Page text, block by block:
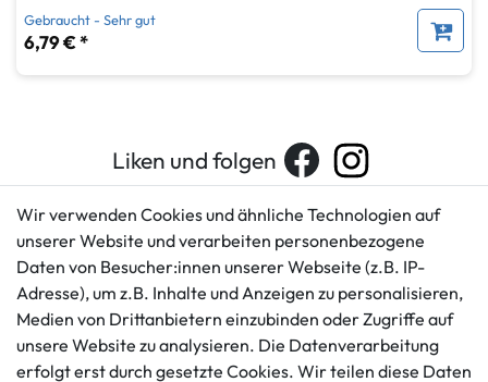
Gebraucht - Sehr gut
6,79 € *
Liken und folgen
Kundenservice
+49 421 596586
Mo. - Fr. 9 - 16 Uhr
info@gameworld.de
Rechtliches
AGB
Impressum
Datenschutzerklärung
Barrierefreiheitserklärung
Wir verwenden Cookies und ähnliche Technologien auf
unserer Website und verarbeiten personenbezogene
Daten von Besucher:innen unserer Webseite (z.B. IP-
Adresse), um z.B. Inhalte und Anzeigen zu personalisieren,
Medien von Drittanbietern einzubinden oder Zugriffe auf
unsere Website zu analysieren. Die Datenverarbeitung
erfolgt erst durch gesetzte Cookies. Wir teilen diese Daten